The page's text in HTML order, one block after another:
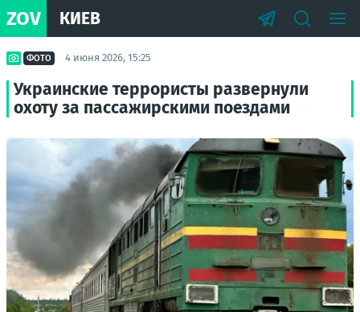
ZOV КИЕВ
ФОТО 4 июня 2026, 15:25
Украинские террористы развернули
охоту за пассажирскими поездами